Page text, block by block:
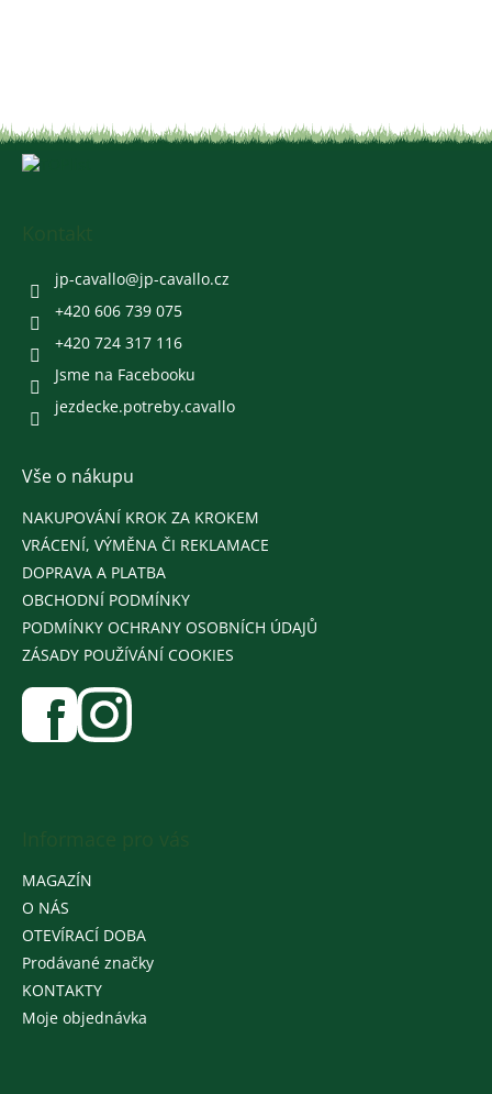
jp-cavallo@jp-cavallo.cz
+420 606 739 075
+420 724 317 116
Jsme na Facebooku
jezdecke.potreby.cavallo
Vše o nákupu
NAKUPOVÁNÍ KROK ZA KROKEM
VRÁCENÍ, VÝMĚNA ČI REKLAMACE
DOPRAVA A PLATBA
OBCHODNÍ PODMÍNKY
PODMÍNKY OCHRANY OSOBNÍCH ÚDAJŮ
ZÁSADY POUŽÍVÁNÍ COOKIES
MAGAZÍN
O NÁS
OTEVÍRACÍ DOBA
Prodávané značky
KONTAKTY
Moje objednávka